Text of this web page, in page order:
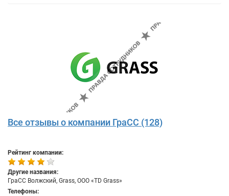
Все отзывы о компании ГраСС (128)
Рейтинг компании:
Другие названия:
ГраСС Волжский, Grass, OOO «TD Grass»
Телефоны: